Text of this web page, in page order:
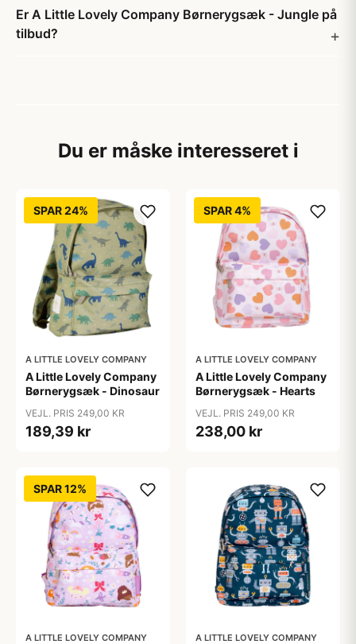
Er A Little Lovely Company Børnerygsæk - Jungle på
tilbud?
Du er måske interesseret i
SPAR 24%
A LITTLE LOVELY COMPANY
A Little Lovely Company
Børnerygsæk - Dinosaur
VEJL. PRIS 249,00 KR
189,39 kr
SPAR 4%
A LITTLE LOVELY COMPANY
A Little Lovely Company
Børnerygsæk - Hearts
VEJL. PRIS 249,00 KR
238,00 kr
SPAR 12%
A LITTLE LOVELY COMPANY A LITTLE LOVELY COMPANY